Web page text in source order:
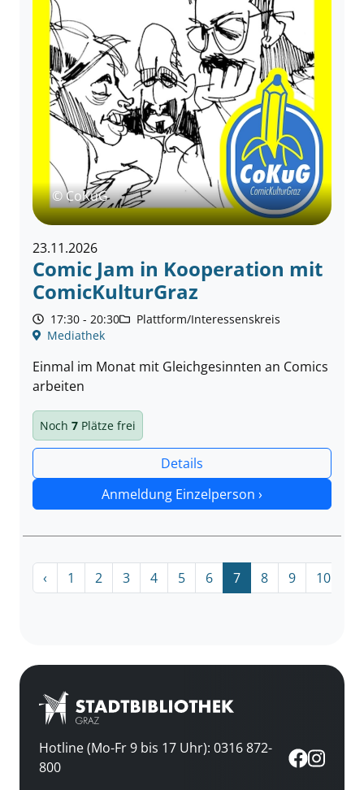
23.11.2026
Comic Jam in Kooperation mit
ComicKulturGraz
17:30 - 20:30
Plattform/Interessenskreis
Mediathek
Einmal im Monat mit Gleichgesinnten an Comics
arbeiten
Noch 7 Plätze frei
Details
Anmeldung Einzelperson ›
© CoKuG
‹ 1 2 3 4 5 6 7 8 9 10
Hotline (Mo-Fr 9 bis 17 Uhr): 0316 872-
800